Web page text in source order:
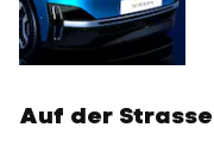
Auf der Strasse